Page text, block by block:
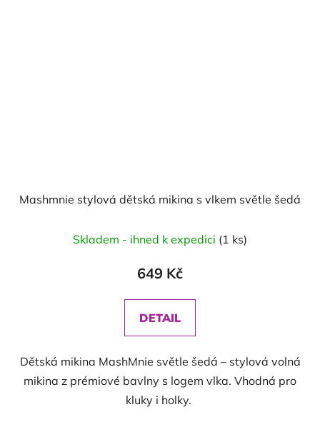
Mashmnie stylová dětská mikina s vlkem světle šedá
Skladem - ihned k expedici (1 ks)
649 Kč
DETAIL
Dětská mikina MashMnie světle šedá – stylová volná
mikina z prémiové bavlny s logem vlka. Vhodná pro
kluky i holky.